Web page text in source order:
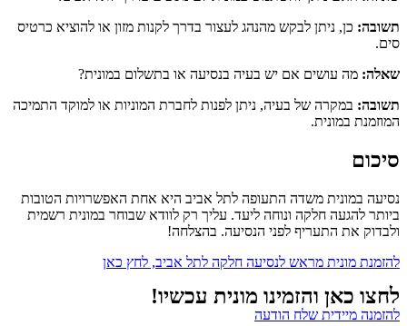
תשובה: כן, ניתן לבקש מהנהג לעצור בדרך לקנות מזון או להוציא כרטיס
סים.
שאלה: מה עושים אם יש בעיה בנסיעה או בתשלום במונית?
תשובה: במקרה של בעיה, ניתן לפנות לחברת המוניות או למוקד התמיכה
המוזמנת במונית.
סיכום
נסיעה במונית משדה התעופה לתל אביב היא אחת האפשרויות הטובות
ביותר להגעה חלקה ונוחה ליעד. עליך רק לוודא שבוחר במונית רשמית
ולבדוק את התעריף לפני הנסיעה. בהצלחה!
להזמנת מונית מראש לנסיעה חלקה לתל אביב, לחץ כאן
לחצו כאן והזמינו מונית עכשיו!
להזמנה מיידית שלח הודעה